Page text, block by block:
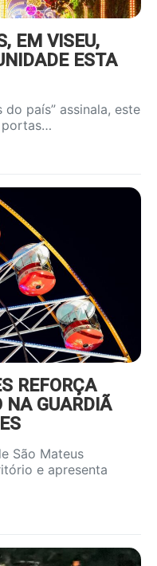
EM VISEU,
ESTA
do país” assinala, este
portas…
REFORÇA
NA GUARDIÃ
São Mateus
e apresenta